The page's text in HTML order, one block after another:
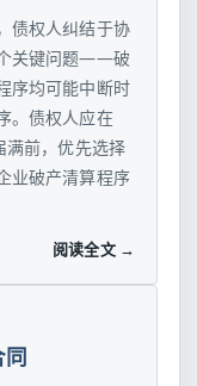
债权人纠结于协
关键问题——破
序均可能中断时
。债权人应在
满前，优先选择
业破产清算程序
阅读全文 →